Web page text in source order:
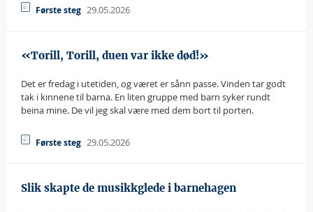
Første steg 29.05.2026
«Torill, Torill, duen var ikke død!»
Det er fredag i utetiden, og været er sånn passe. Vinden tar godt
tak i kinnene til barna. En liten gruppe med barn syker rundt
beina mine. De vil jeg skal være med dem bort til porten.
Første steg 29.05.2026
Slik skapte de musikkglede i barnehagen